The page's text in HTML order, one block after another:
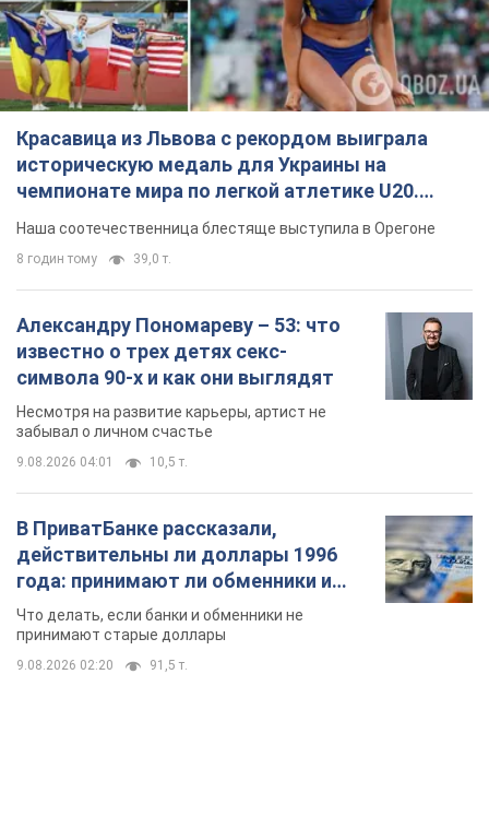
Красавица из Львова с рекордом выиграла
историческую медаль для Украины на
чемпионате мира по легкой атлетике U20.
Видео
Наша соотечественница блестяще выступила в Орегоне
8 годин тому 39,0 т.
Александру Пономареву – 53: что
известно о трех детях секс-
символа 90-х и как они выглядят
Несмотря на развитие карьеры, артист не
забывал о личном счастье
9.08.2026 04:01 10,5 т.
В ПриватБанке рассказали,
действительны ли доллары 1996
года: принимают ли обменники и
банки такие купюры
Что делать, если банки и обменники не
принимают старые доллары
9.08.2026 02:20 91,5 т.